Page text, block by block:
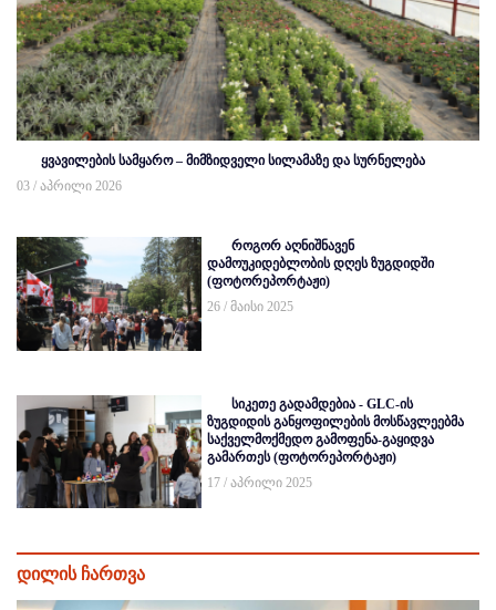
ყვავილების სამყარო – მიმზიდველი სილამაზე და სურნელება
03 / აპრილი 2026
როგორ აღნიშნავენ
დამოუკიდებლობის დღეს ზუგდიდში
(ფოტორეპორტაჟი)
26 / მაისი 2025
სიკეთე გადამდებია - GLC-ის
ზუგდიდის განყოფილების მოსწავლეებმა
საქველმოქმედო გამოფენა-გაყიდვა
გამართეს (ფოტორეპორტაჟი)
17 / აპრილი 2025
დილის ჩართვა